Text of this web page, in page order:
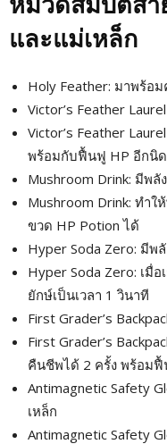
และแม่เหล็ก
Holy Feather: มาพร้อ
Victor’s Feather
Victor’s Feather
พร้อมกับฟื้นฟู HP อีกนิ
Mushroom Drink: มีพลั
Mushroom Drink: ทำใ
ขวด HP Potion ได้
Hyper Soda Zero: มีพ
Hyper Soda Zero: เมื่
ยักษ์เป็นเวลา 1 วินาที
First Grader’s
First Grader’s
คืนชีพได้ 2 ครั้ง พร้อมฟื้
Antimagnetic Safety
เหล็ก
Antimagnetic Safety